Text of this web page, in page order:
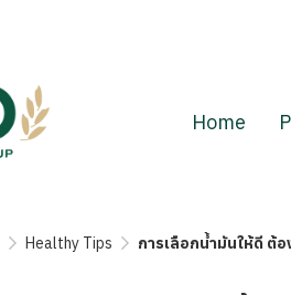
Home
Healthy Tips การเลือกน้ำมันให้ดี ต้อ